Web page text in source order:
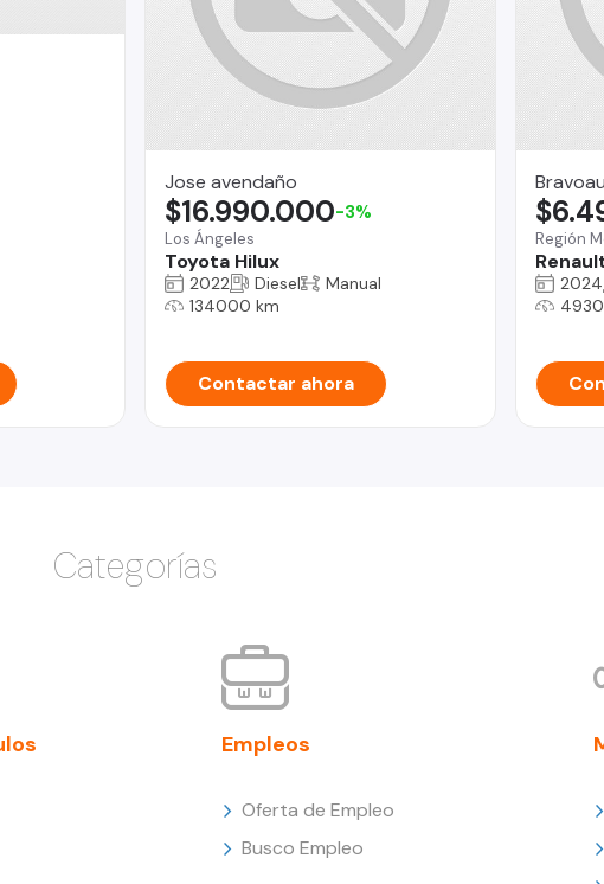
Jose avendaño
Los Ángeles
Toyota Hilux
$16.990.000-3%
2022 Diesel
Manual
134000 km
Contactar ahora
Región
2024
Categorías
Empleos
Oferta de Empleo
Busco Empleo